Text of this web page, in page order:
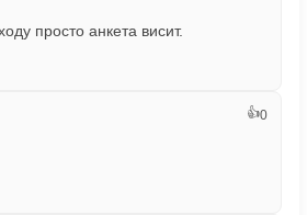
просто анкета висит.
👍0